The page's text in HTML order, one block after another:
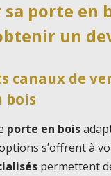
sa porte en
un
canaux de
bois
porte en bois
s’offrent à
permettent